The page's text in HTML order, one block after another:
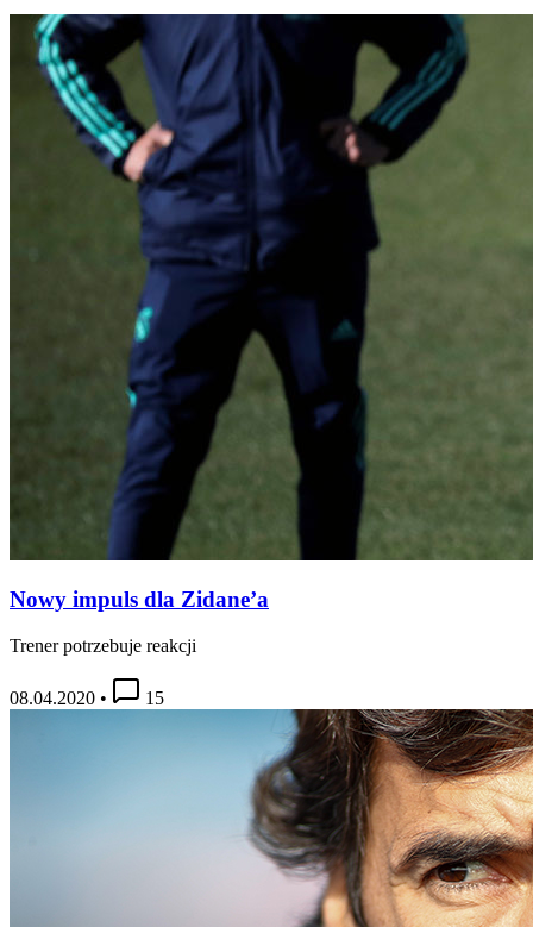
Nowy impuls dla Zidane’a
Trener potrzebuje reakcji
08.04.2020 • 15